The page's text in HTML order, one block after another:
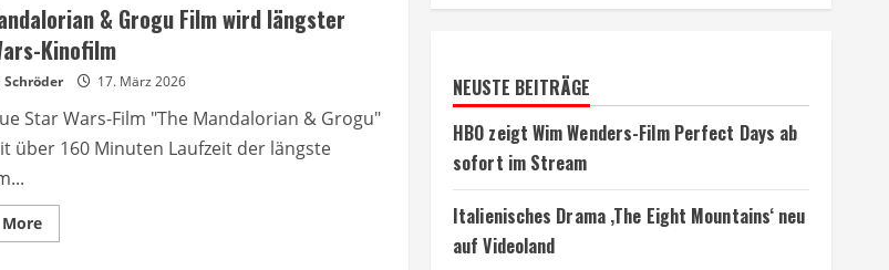
& Grogu Film wird längster
Kinofilm
Schröder 17. März 2026
Star Wars-Film "The Mandalorian & Grogu"
über 160 Minuten Laufzeit der längste
MoreRead
more
NEUSTE BEITRÄGE
HBO zeigt Wim Wenders-Film Perfect Days ab
sofort im Stream
Italienisches Drama ‚The Eight Mountains‘ neu
auf Videoland